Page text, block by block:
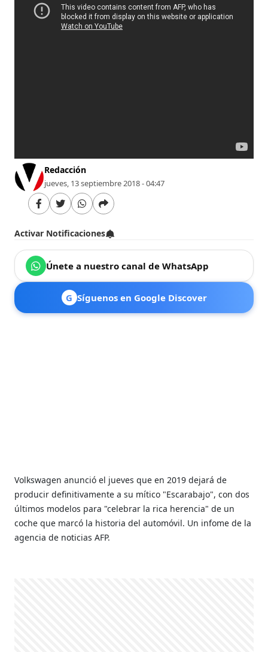
Redacción
jueves, 13 septiembre 2018 - 04:47
Activar Notificaciones
Únete a nuestro canal de WhatsApp
G Síguenos en Google Discover
Volkswagen anunció el jueves que en 2019 dejará de
producir definitivamente a su mítico "Escarabajo", con dos
últimos modelos para "celebrar la rica herencia" de un
coche que marcó la historia del automóvil. Un infome de la
agencia de noticias AFP.